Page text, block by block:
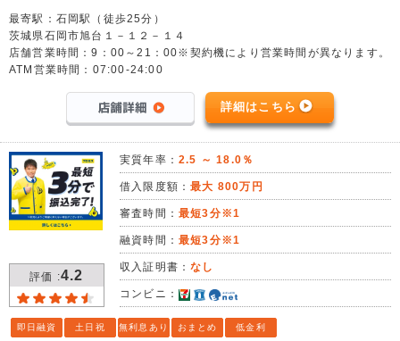
最寄駅：石岡駅（徒歩25分）
茨城県石岡市旭台１－１２－１４
店舗営業時間：9：00～21：00※契約機により営業時間が異なります。
ATM営業時間：07:00-24:00
詳細はこちら
評価 :4.2
実質年率： 2.5 ～ 18.0％
借入限度額：最大 800万円
審査時間： 最短3分※1
融資時間： 最短3分※1
収入証明書：なし
コンビニ：
即日融資 土日祝 無利息あり おまとめ 低金利